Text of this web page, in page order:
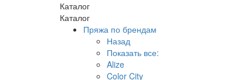
Каталог
Каталог
Пряжа по брендам
Назад
Показать все:
Alize
Color City